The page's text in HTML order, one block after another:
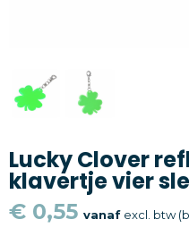
Kantoorartikelen
Gadgets
Textiel
Lucky Clover
klavertje vier
€ 0,55 vanafexcl. btw